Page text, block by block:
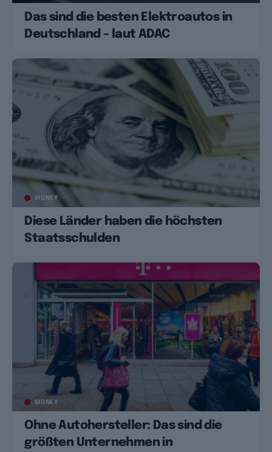
Das sind die besten Elektroautos in
Deutschland – laut ADAC
MONEY
Diese Länder haben die höchsten
Staatsschulden
MONEY
Ohne Autohersteller: Das sind die
größten Unternehmen in